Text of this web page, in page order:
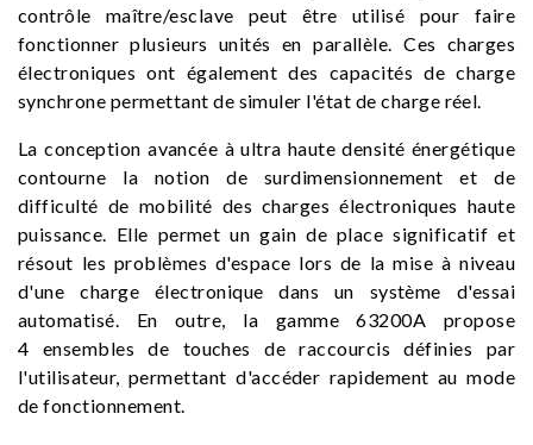
contrôle maître/esclave peut être utilisé pour faire
fonctionner plusieurs unités en parallèle. Ces charges
électroniques ont également des capacités de charge
synchrone permettant de simuler l'état de charge réel.
La conception avancée à ultra haute densité énergétique
contourne la notion de surdimensionnement et de
difficulté de mobilité des charges électroniques haute
puissance. Elle permet un gain de place significatif et
résout les problèmes d'espace lors de la mise à niveau
d'une charge électronique dans un système d'essai
automatisé. En outre, la gamme 63200A propose
4 ensembles de touches de raccourcis définies par
l'utilisateur, permettant d'accéder rapidement au mode
de fonctionnement.